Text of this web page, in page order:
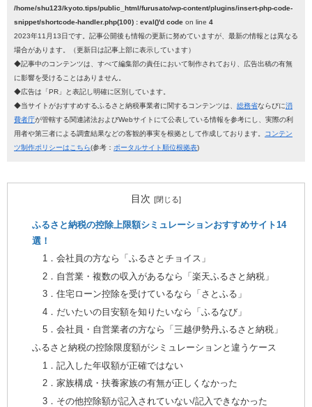
/home/shu123/kyoto.tips/public_html/furusato/wp-content/plugins/insert-php-code-
snippet/shortcode-handler.php(100) : eval()'d code on line 4
2023年11月13日です。記事公開後も情報の更新に努めていますが、最新の情報とは異なる
場合があります。（更新日は記事上部に表示しています）
◆記事中のコンテンツは、すべて編集部の責任において制作されており、広告出稿の有無
に影響を受けることはありません。
◆広告は「PR」と表記し明確に区別しています。
◆当サイトがおすすめするふるさと納税事業者に関するコンテンツは、 総務省ならびに消
費者庁が管轄する関連諸法およびWebサイトにて公表している情報を参考にし、実際の利
用者や第三者による調査結果などの客観的事実を根拠として作成しております。 コンテン
ツ制作ポリシーはこちら(参考： ポータルサイト順位根拠表)
目次
ふるさと納税の控除上限額シミュレーションおすすめサイト14
選！
1．会社員の方なら「ふるさとチョイス」
2．自営業・複数の収入があるなら「楽天ふるさと納税」
3．住宅ローン控除を受けているなら「さとふる」
4．だいたいの目安額を知りたいなら「ふるなび」
5．会社員・自営業者の方なら「三越伊勢丹ふるさと納税」
ふるさと納税の控除限度額がシミュレーションと違うケース
1．記入した年収額が正確ではない
2．家族構成・扶養家族の有無が正しくなかった
3．その他控除額が記入されていない/記入できなかった